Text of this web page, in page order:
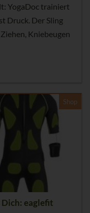
YogaDoc trainiert
Druck. Der Sling
Kniebeugen
Shop
eaglefit